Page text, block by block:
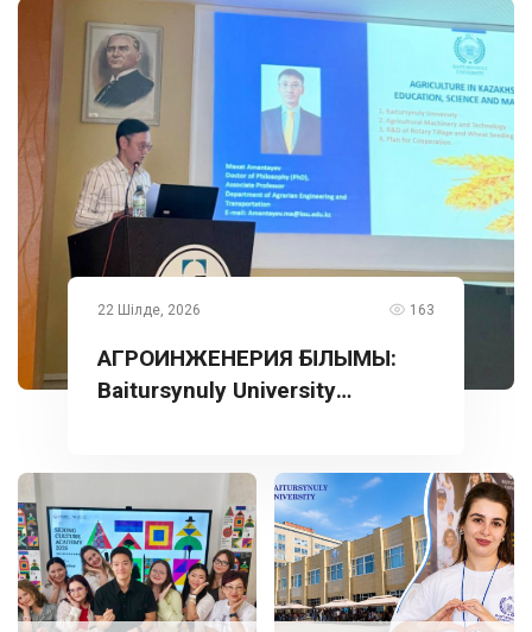
22 Шілде, 2026 163
АГРОИНЖЕНЕРИЯ ҒЫЛЫМЫ:
Baitursynuly University